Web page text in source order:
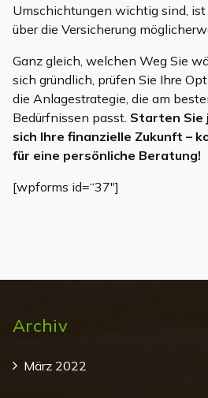
Umschichtungen wichtig sind,
über die Versicherung
Ganz gleich, welchen Weg Sie
sich gründlich, prüfen Sie Ihre
die Anlagestrategie, die am
Bedürfnissen passt. Starten Sie
sich Ihre finanzielle Zukunft –
für eine persönliche Beratung!
[wpforms id=“37″]
Archiv
März 2022